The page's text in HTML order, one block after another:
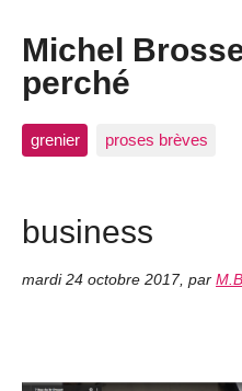
Michel
perché
grenier proses brèves
business
mardi 24 octobre 2017, par